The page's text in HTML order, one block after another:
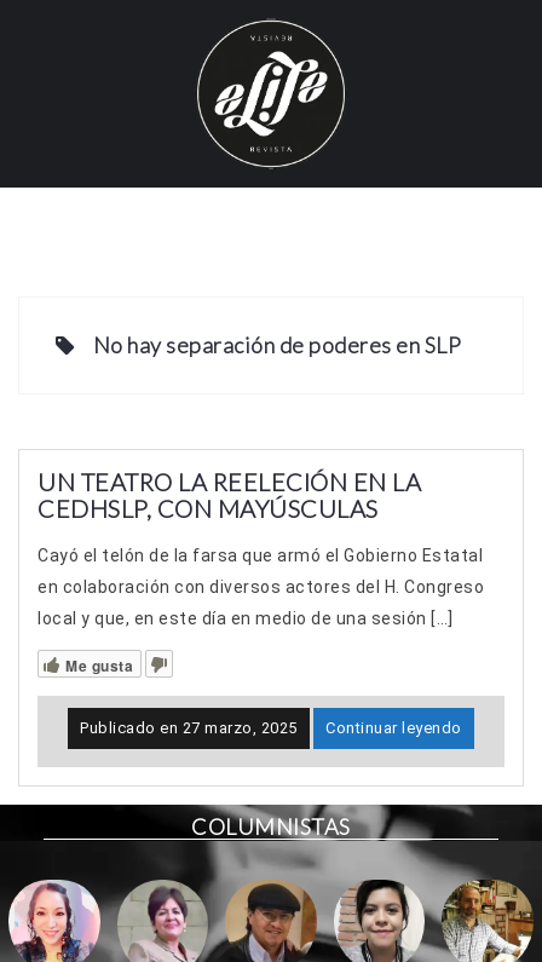
No hay separación de poderes en SLP
UN TEATRO LA REELECIÓN EN LA
CEDHSLP, CON MAYÚSCULAS
Cayó el telón de la farsa que armó el Gobierno Estatal
en colaboración con diversos actores del H. Congreso
local y que, en este día en medio de una sesión […]
Me gusta
Publicado en 27 marzo, 2025 Continuar leyendo
COLUMNISTAS